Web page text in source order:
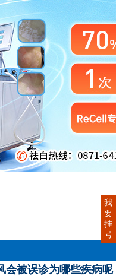
会被误诊为哪些疾病呢
我
要
挂
号